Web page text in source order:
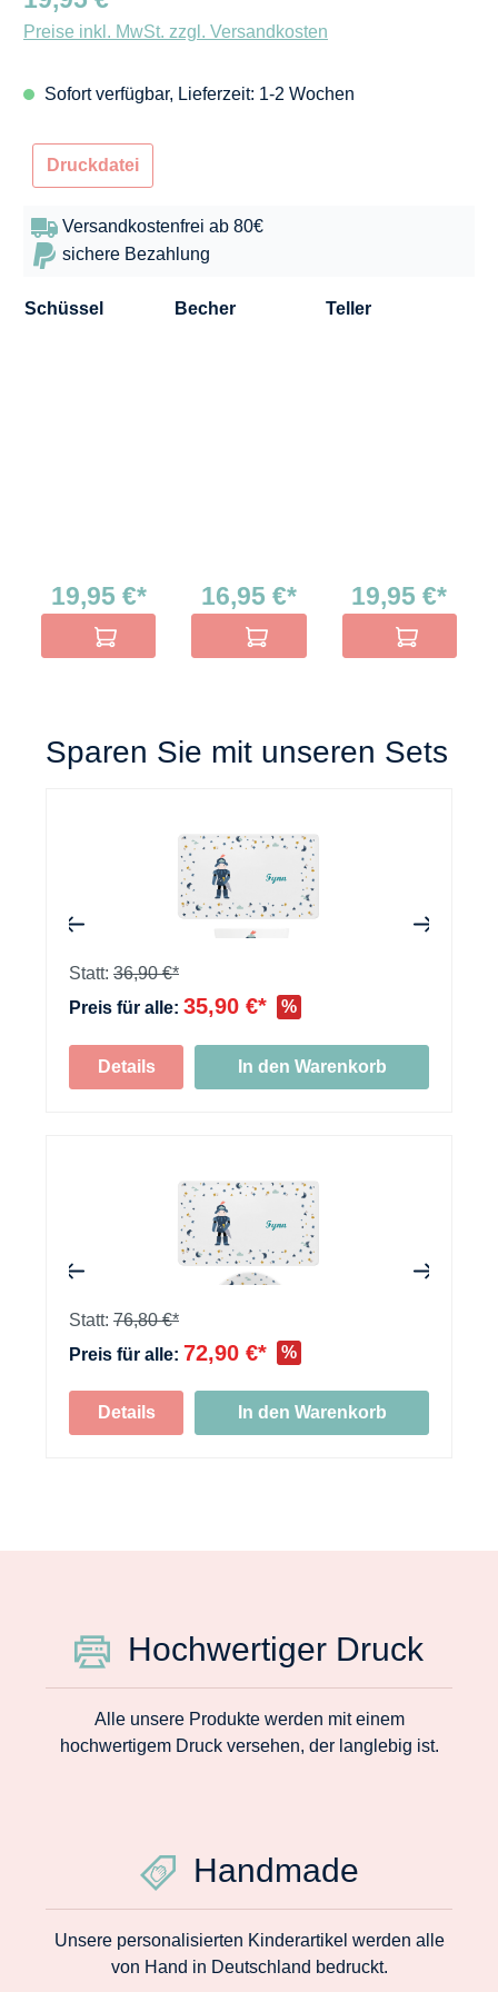
Schüssel
19,95 €*
In den Warenkorb
Becher
16,95 €*
In den Warenkorb
Teller
19,95 €*
In den
Preise inkl. MwSt. zzgl. Versandkosten
Sofort verfügbar, Lieferzeit: 1-2 Wochen
Druckdatei
Versandkostenfrei ab 80€
sichere Bezahlung
Sparen Sie mit unseren Sets
Statt: 36,90 €*
Preis für alle: 35,90 €* %
Details In den Warenkorb
Statt: 76,80 €*
Preis für alle: 72,90 €* %
Details In den Warenkorb
Hochwertiger Druck
Alle unsere Produkte werden mit einem
hochwertigem Druck versehen, der langlebig ist.
Handmade
Unsere personalisierten Kinderartikel werden alle
von Hand in Deutschland bedruckt.